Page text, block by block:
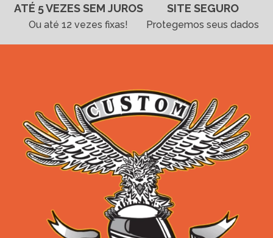
ATÉ 5 VEZES SEM JUROS
Ou até 12 vezes fixas!
SITE SEGURO
Protegemos seus dados